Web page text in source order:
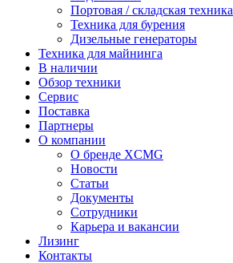
Портовая / складская техника
Техника для бурения
Дизельные генераторы
Техника для майнинга
В наличии
Обзор техники
Сервис
Поставка
Партнеры
О компании
О бренде XCMG
Новости
Статьи
Документы
Сотрудники
Карьера и вакансии
Лизинг
Контакты